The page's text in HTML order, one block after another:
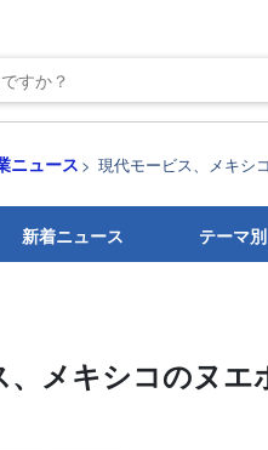
ニュース 現代モービス、メキシ
新着ニュース テーマ別
、メキシコのヌエ